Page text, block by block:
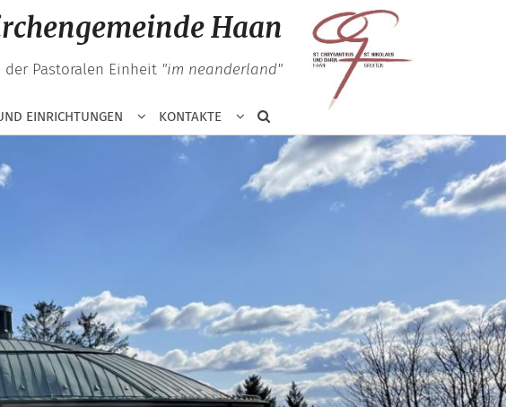
EINRICHTUNGEN KONTAKTE
Haan
der Pastoralen Einheit "im neanderland"